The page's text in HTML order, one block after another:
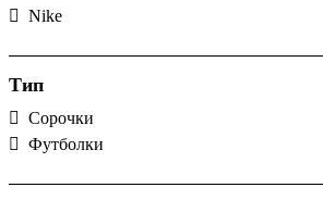
Nike
Тип
Сорочки
Футболки